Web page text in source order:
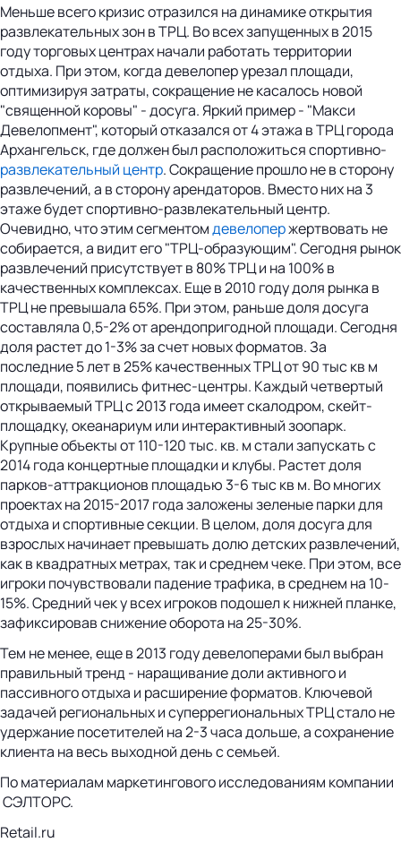
Меньше всего кризис отразился на динамике открытия
развлекательных зон в ТРЦ. Во всех запущенных в 2015
году торговых центрах начали работать территории
отдыха. При этом, когда девелопер урезал площади,
оптимизируя затраты, сокращение не касалось новой
"священной коровы" - досуга. Яркий пример - "Макси
Девелопмент", который отказался от 4 этажа в ТРЦ города
Архангельск, где должен был расположиться спортивно-
развлекательный центр. Сокращение прошло не в сторону
развлечений, а в сторону арендаторов. Вместо них на 3
этаже будет спортивно-развлекательный центр.
Очевидно, что этим сегментомдевелопержертвовать не
собирается, а видит его "ТРЦ-образующим". Сегодня рынок
развлечений присутствует в 80% ТРЦ и на 100% в
качественных комплексах. Еще в 2010 году доля рынка в
ТРЦ не превышала 65%. При этом, раньше доля досуга
составляла 0,5-2% от арендопригодной площади. Сегодня
доля растет до 1-3% за счет новых форматов. За
последние 5 лет в 25% качественных ТРЦ от 90 тыс кв м
площади, появились фитнес-центры. Каждый четвертый
открываемый ТРЦ с 2013 года имеет скалодром, скейт-
площадку, океанариум или интерактивный зоопарк.
Крупные объекты от 110-120 тыс. кв. м стали запускать с
2014 года концертные площадки и клубы. Растет доля
парков-аттракционов площадью 3-6 тыс кв м. Во многих
проектах на 2015-2017 года заложены зеленые парки для
отдыха и спортивные секции. В целом, доля досуга для
взрослых начинает превышать долю детских развлечений,
как в квадратных метрах, так и среднем чеке. При этом, все
игроки почувствовали падение трафика, в среднем на 10-
15%. Средний чек у всех игроков подошел к нижней планке,
зафиксировав снижение оборота на 25-30%.
Тем не менее, еще в 2013 году девелоперами был выбран
правильный тренд - наращивание доли активного и
пассивного отдыха и расширение форматов. Ключевой
задачей региональных и суперрегиональных ТРЦ стало не
удержание посетителей на 2-3 часа дольше, а сохранение
клиента на весь выходной день с семьей.
По материалам маркетингового исследованиям компании
СЭЛТОРС.
Retail.ru